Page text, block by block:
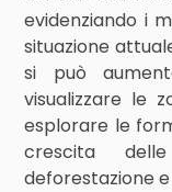
evidenziando i
situazione
si può
visualizzare le
esplorare le
crescita
deforestazione